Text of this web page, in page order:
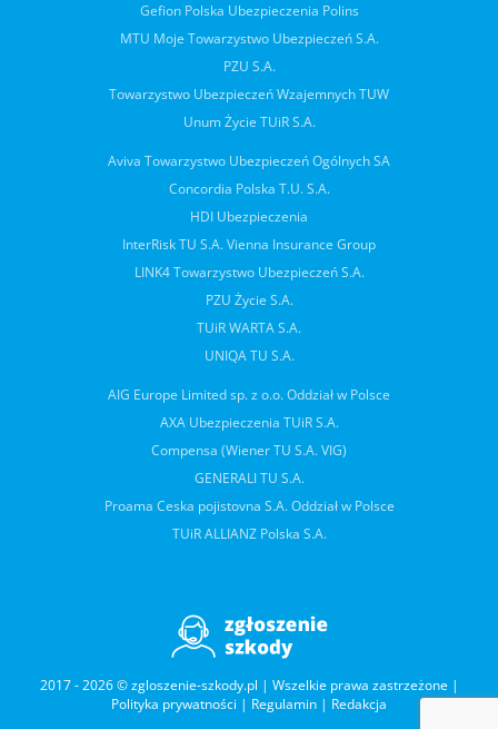
Gefion Polska Ubezpieczenia Polins
MTU Moje Towarzystwo Ubezpieczeń S.A.
PZU S.A.
Towarzystwo Ubezpieczeń Wzajemnych TUW
Unum Życie TUiR S.A.
Aviva Towarzystwo Ubezpieczeń Ogólnych SA
Concordia Polska T.U. S.A.
HDI Ubezpieczenia
InterRisk TU S.A. Vienna Insurance Group
LINK4 Towarzystwo Ubezpieczeń S.A.
PZU Życie S.A.
TUiR WARTA S.A.
UNIQA TU S.A.
AIG Europe Limited sp. z o.o. Oddział w Polsce
AXA Ubezpieczenia TUiR S.A.
Compensa (Wiener TU S.A. VIG)
GENERALI TU S.A.
Proama Ceska pojistovna S.A. Oddział w Polsce
TUiR ALLIANZ Polska S.A.
2017 - 2026 © zgloszenie-szkody.pl | Wszelkie prawa zastrzeżone |
Polityka prywatności | Regulamin | Redakcja